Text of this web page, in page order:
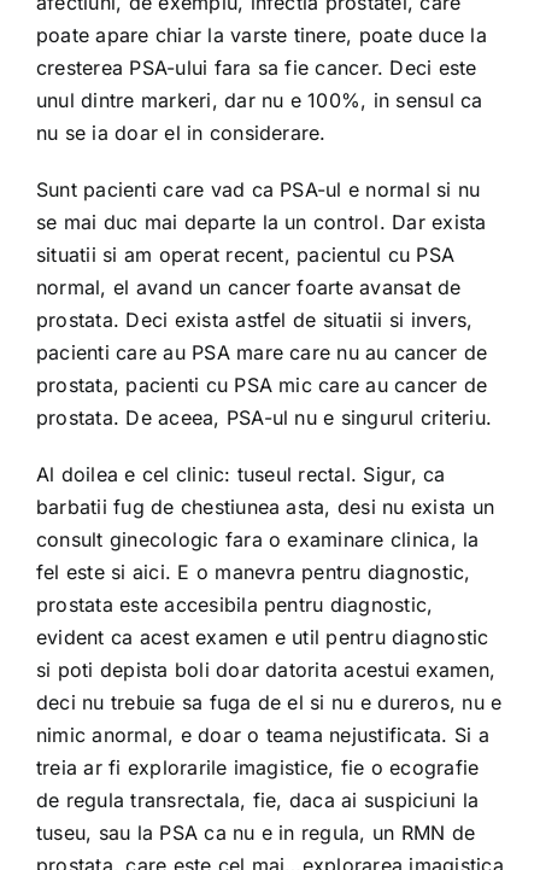
poate apare chiar la varste tinere, poate duce la
cresterea PSA-ului fara sa fie cancer. Deci este
unul dintre markeri, dar nu e 100%, in sensul ca
nu se ia doar el in considerare.
Sunt pacienti care vad ca PSA-ul e normal si nu
se mai duc mai departe la un control. Dar exista
situatii si am operat recent, pacientul cu PSA
normal, el avand un cancer foarte avansat de
prostata. Deci exista astfel de situatii si invers,
pacienti care au PSA mare care nu au cancer de
prostata, pacienti cu PSA mic care au cancer de
prostata. De aceea, PSA-ul nu e singurul criteriu.
Al doilea e cel clinic: tuseul rectal. Sigur, ca
barbatii fug de chestiunea asta, desi nu exista un
consult ginecologic fara o examinare clinica, la
fel este si aici. E o manevra pentru diagnostic,
prostata este accesibila pentru diagnostic,
evident ca acest examen e util pentru diagnostic
si poti depista boli doar datorita acestui examen,
deci nu trebuie sa fuga de el si nu e dureros, nu e
nimic anormal, e doar o teama nejustificata. Si a
treia ar fi explorarile imagistice, fie o ecografie
de regula transrectala, fie, daca ai suspiciuni la
tuseu, sau la PSA ca nu e in regula, un RMN de